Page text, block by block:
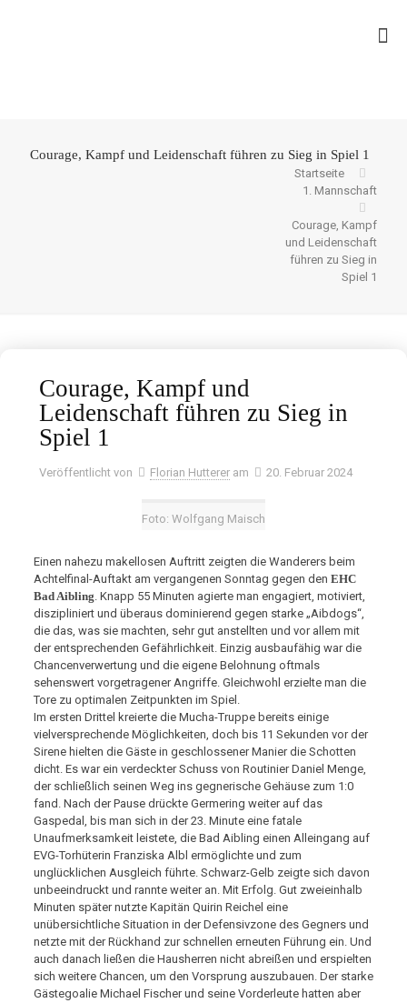
Courage, Kampf und Leidenschaft führen zu Sieg in Spiel 1
Startseite
1. Mannschaft
Courage, Kampf
und Leidenschaft
führen zu Sieg in
Spiel 1
Courage, Kampf und
Leidenschaft führen zu Sieg in
Spiel 1
Veröffentlicht von Florian Hutterer am 20. Februar 2024
Foto: Wolfgang Maisch
Einen nahezu makellosen Auftritt zeigten die Wanderers beim
Achtelfinal-Auftakt am vergangenen Sonntag gegen den EHC
Bad Aibling. Knapp 55 Minuten agierte man engagiert, motiviert,
diszipliniert und überaus dominierend gegen starke „Aibdogs“,
die das, was sie machten, sehr gut anstellten und vor allem mit
der entsprechenden Gefährlichkeit. Einzig ausbaufähig war die
Chancenverwertung und die eigene Belohnung oftmals
sehenswert vorgetragener Angriffe. Gleichwohl erzielte man die
Tore zu optimalen Zeitpunkten im Spiel.
Im ersten Drittel kreierte die Mucha-Truppe bereits einige
vielversprechende Möglichkeiten, doch bis 11 Sekunden vor der
Sirene hielten die Gäste in geschlossener Manier die Schotten
dicht. Es war ein verdeckter Schuss von Routinier Daniel Menge,
der schließlich seinen Weg ins gegnerische Gehäuse zum 1:0
fand. Nach der Pause drückte Germering weiter auf das
Gaspedal, bis man sich in der 23. Minute eine fatale
Unaufmerksamkeit leistete, die Bad Aibling einen Alleingang auf
EVG-Torhüterin Franziska Albl ermöglichte und zum
unglücklichen Ausgleich führte. Schwarz-Gelb zeigte sich davon
unbeeindruckt und rannte weiter an. Mit Erfolg. Gut zweieinhalb
Minuten später nutzte Kapitän Quirin Reichel eine
unübersichtliche Situation in der Defensivzone des Gegners und
netzte mit der Rückhand zur schnellen erneuten Führung ein. Und
auch danach ließen die Hausherren nicht abreißen und erspielten
sich weitere Chancen, um den Vorsprung auszubauen. Der starke
Gästegoalie Michael Fischer und seine Vorderleute hatten aber